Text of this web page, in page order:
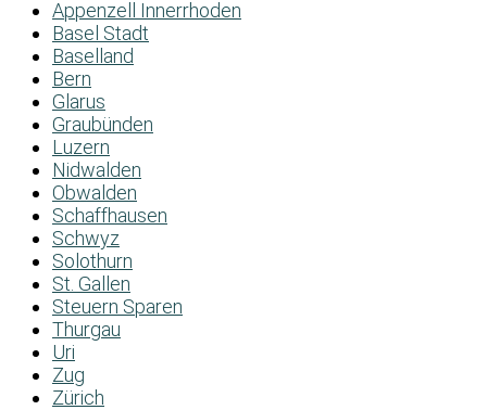
Appenzell Innerrhoden
Basel Stadt
Baselland
Bern
Glarus
Graubünden
Luzern
Nidwalden
Obwalden
Schaffhausen
Schwyz
Solothurn
St. Gallen
Steuern Sparen
Thurgau
Uri
Zug
Zürich